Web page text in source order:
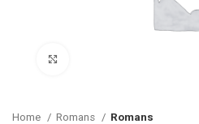
Home Romans Romans